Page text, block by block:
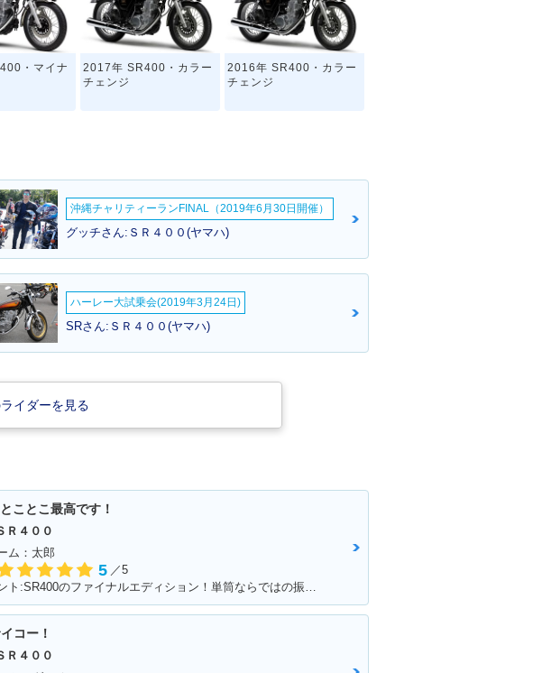
・マイナ
2017年 SR400・カラー
チェンジ
2016年 SR400・カラー
チェンジ
・カラー
ーチェンジ
niversary Limited Editi
on・特別・限定仕様
チェンジ
チェンジ
沖縄チャリティーランFINAL（2019年6月30日開催）
グッチさん:ＳＲ４００(ヤマハ)
ハーレー大試乗会(2019年3月24日)
SRさん:ＳＲ４００(ヤマハ)
イダーを見る
ことこ最高です！
Ｒ４００
ム：太郎
5 ／5
満足ポイント:SR400のファイナルエディション！単筒ならではの振動が最高です！
コー！
Ｒ４００